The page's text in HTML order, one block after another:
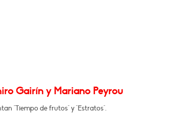
Gairín y Mariano Peyrou
"Tiempo de frutos" y "Estratos".